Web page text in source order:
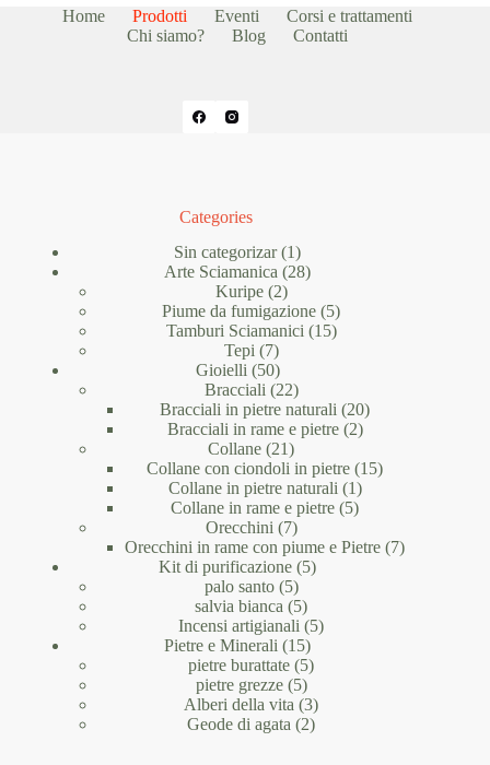
Home Prodotti Eventi
Corsi e trattamenti
Chi siamo?
Blog Contatti
Categories
Sin categorizar 11
prodotto
Arte Sciamanica 2828
Kuripe 22
prodotti
Piume da fumigazione 55
prodotti
Tamburi Sciamanici 1515
Tepi 77
prodotti
Gioielli 5050
prodotti
Bracciali 2222
prodotti
Bracciali in pietre naturali 2020
Bracciali in rame e pietre 22
Collane 2121
prodotti
Collane con ciondoli in pietre 1515
Collane in pietre naturali 11
prodotto
Collane in rame e pietre 55
Orecchini 77
prodotti
Orecchini in rame con piume e Pietre 77
Kit di purificazione 55
palo santo 55
prodotti
salvia bianca 55
prodotti
Incensi artigianali 55
Pietre e Minerali 1515
prodotti
pietre burattate 55
pietre grezze 55
prodotti
Alberi della vita 33
prodotti
Geode di agata 22